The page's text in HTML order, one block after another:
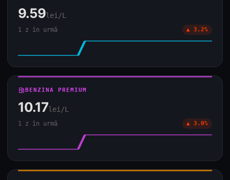
9.59lei/L
1 z în urmă ▲ 3.2%
local_gas_stationBENZINA PREMIUM
10.17lei/L
1 z în urmă ▲ 3.0%